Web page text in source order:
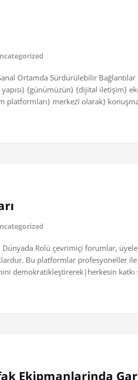
Ortamda Sürdürülebilir Bağlantılar
yapısı} {günümüzün} {dijital iletişim}
platformları} merkezî olarak}
Dünyada Rolü çevrimiçi forumlar,
Bu platformlar profesyoneller ile
demokratikleştirerek|herkesin katkı
Ekipmanlarinda